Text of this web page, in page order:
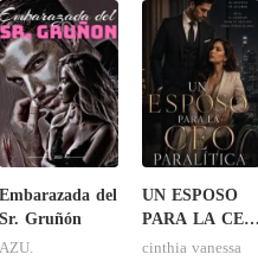
Embarazada del
Sr. Gruñón
AZU.
UN ESPOSO
PARA LA CEO
PARALITICA
cinthia vanessa